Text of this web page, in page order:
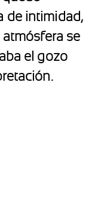
de intimidad,
atmósfera se
el gozo